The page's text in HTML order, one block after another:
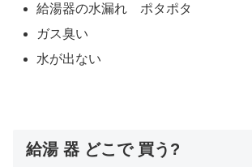
給湯器の水漏れ ポタポタ
ガス臭い
水が出ない
給湯 器 どこで 買う?